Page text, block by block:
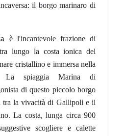
il borgo marinaro di
è l'incantevole frazione di
lungo la costa ionica del
cristallino e immersa nella
La spiaggia Marina di
di questo piccolo borgo
tra la vivacità di Gallipoli e il
La costa, lunga circa 900
scogliereecalette